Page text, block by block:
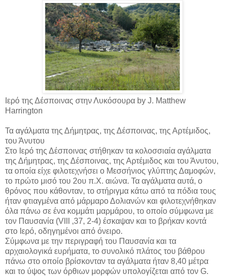
Ιερό της Δέσποινας στην Λυκόσουρα by J. Matthew
Harrington
Τα αγάλματα της Δήμητρας, της Δέσποινας, της Αρτέμιδος,
του Άνυτου
Στο Ιερό της Δέσποινας στήθηκαν τα κολοσσιαία αγάλματα
της Δήμητρας, της Δέσποινας, της Αρτέμιδος και του Άνυτου,
τα οποία είχε φιλοτεχνήσει ο Μεσσήνιος γλύπτης Δαμοφών,
το πρώτο μισό του 2ου π.Χ. αιώνα. Τα αγάλματα αυτά, ο
θρόνος που κάθονταν, το στήριγμα κάτω από τα πόδια τους
ήταν φτιαγμένα από μάρμαρο Δολιανών και φιλοτεχνήθηκαν
όλα πάνω σε ένα κομμάτι μαρμάρου, το οποίο σύμφωνα με
τον Παυσανία (VIII ,37, 2-4) έσκαψαν και το βρήκαν κοντά
στο Ιερό, οδηγημένοι από όνειρο.
Σύμφωνα με την περιγραφή του Παυσανία και τα
αρχαιολογικά ευρήματα, το συνολικό πλάτος του βάθρου
πάνω στο οποίο βρίσκονταν τα αγάλματα ήταν 8,40 μέτρα
και το ύψος των όρθιων μορφών υπολογίζεται από τον G.